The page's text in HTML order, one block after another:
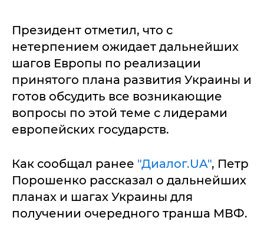
Президент отметил, что с
нетерпением ожидает дальнейших
шагов Европы по реализации
принятого плана развития Украины и
готов обсудить все возникающие
вопросы по этой теме с лидерами
европейских государств.
Как сообщал ранее "Диалог.UA", Петр
Порошенко рассказал о дальнейших
планах и шагах Украины для
получении очередного транша МВФ.